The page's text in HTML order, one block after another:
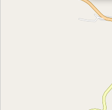
electrical
Điện máy Thiên